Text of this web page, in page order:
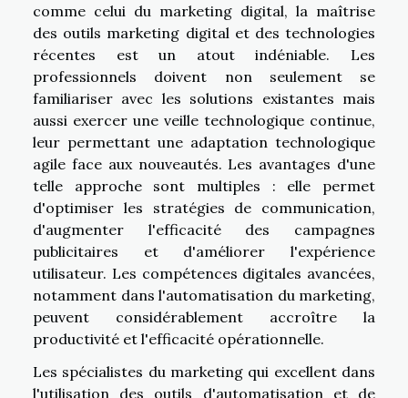
comme celui du marketing digital, la maîtrise
des outils marketing digital et des technologies
récentes est un atout indéniable. Les
professionnels doivent non seulement se
familiariser avec les solutions existantes mais
aussi exercer une veille technologique continue,
leur permettant une adaptation technologique
agile face aux nouveautés. Les avantages d'une
telle approche sont multiples : elle permet
d'optimiser les stratégies de communication,
d'augmenter l'efficacité des campagnes
publicitaires et d'améliorer l'expérience
utilisateur. Les compétences digitales avancées,
notamment dans l'automatisation du marketing,
peuvent considérablement accroître la
productivité et l'efficacité opérationnelle.
Les spécialistes du marketing qui excellent dans
l'utilisation des outils d'automatisation et de